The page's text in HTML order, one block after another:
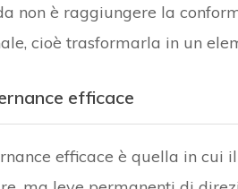
non è raggiungere la
cioè trasformarla in un
efficace
efficace è quella in cui